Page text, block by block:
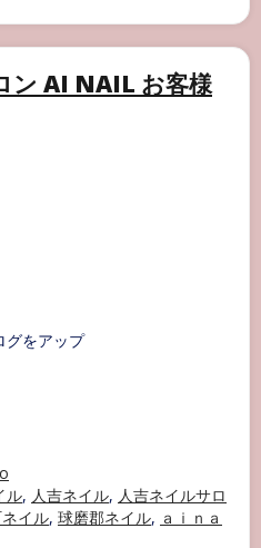
良
ネ
イ
ン AI NAIL お客様
グをアップ
ル, 人吉ネイル, 人吉ネイルサロ
イル, 球磨郡ネイル, ａｉｎａ